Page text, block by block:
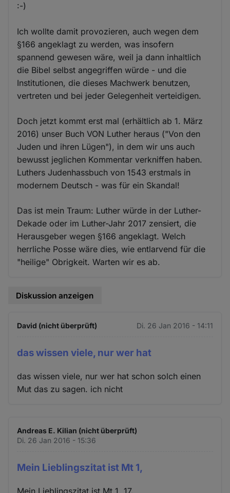
:-)
Ich wollte damit provozieren, auch wegen dem
§166 angeklagt zu werden, was insofern
spannend gewesen wäre, weil ja dann inhaltlich
die Bibel selbst angegriffen würde - und die
Institutionen, die dieses Machwerk benutzen,
vertreten und bei jeder Gelegenheit verteidigen.
Doch jetzt kommt erst mal (erhältlich ab 1. März
2016) unser Buch VON Luther heraus ("Von den
Juden und ihren Lügen"), in dem wir uns auch
bewusst jeglichen Kommentar verkniffen haben.
Luthers Judenhassbuch von 1543 erstmals in
modernem Deutsch - was für ein Skandal!
Das ist mein Traum: Luther würde in der Luther-
Dekade oder im Luther-Jahr 2017 zensiert, die
Herausgeber wegen §166 angeklagt. Welch
herrliche Posse wäre dies, wie entlarvend für die
"heilige" Obrigkeit. Warten wir es ab.
Diskussion anzeigen
David (nicht überprüft) Di. 26 Jan 2016 - 14:11
das wissen viele, nur wer hat
das wissen viele, nur wer hat schon solch einen
Mut das zu sagen. ich nicht
Andreas E. Kilian (nicht überprüft)
Di. 26 Jan 2016 - 15:36
Mein Lieblingszitat ist Mt 1,
Mein Lieblingszitat ist Mt 1, 17.